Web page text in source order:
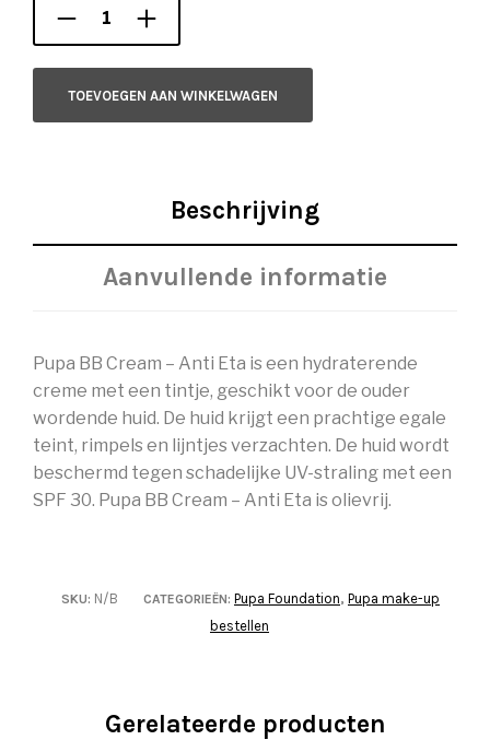
TOEVOEGEN AAN WINKELWAGEN
Beschrijving
Aanvullende informatie
Pupa BB Cream – Anti Eta is een hydraterende
creme met een tintje, geschikt voor de ouder
wordende huid. De huid krijgt een prachtige egale
teint, rimpels en lijntjes verzachten. De huid wordt
beschermd tegen schadelijke UV-straling met een
SPF 30. Pupa BB Cream – Anti Eta is olievrij.
SKU: N/B CATEGORIEËN: Pupa Foundation, Pupa make-up
bestellen
Gerelateerde producten